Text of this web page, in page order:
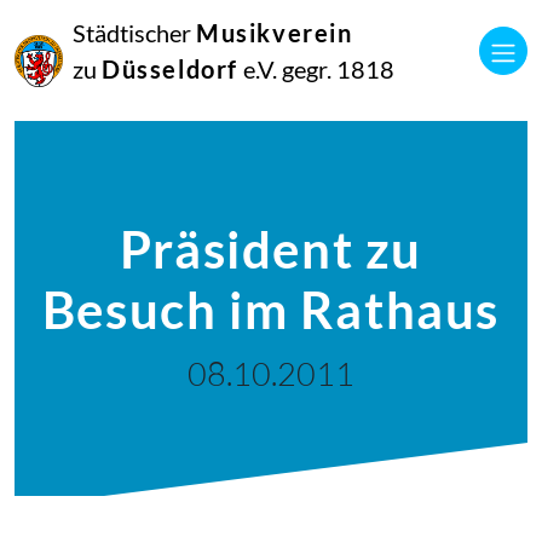
Städtischer Musikverein
zu Düsseldorf e.V. gegr. 1818
Präsident zu
Besuch im Rathaus
08.10.2011